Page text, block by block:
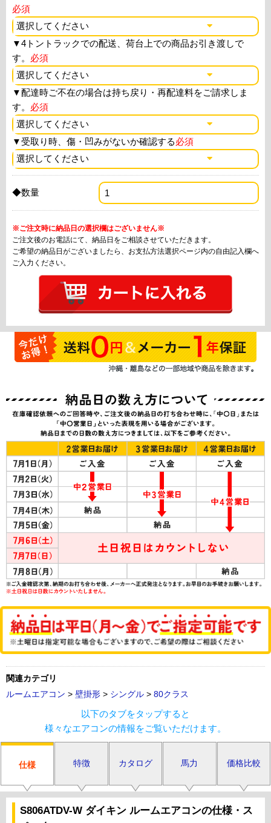
必須
▼4トントラックでの配送、荷台上での商品お引き渡しで
す。 必須
▼配達時ご不在の場合は持ち戻り・再配達料をご請求しま
す。 必須
▼ 受取り時、傷・凹みがないか確認する必須
◆数量
※ご注文時に納品日の選択欄はございません※
ご注文後のお電話にて、納品日をご相談させていただきます。
ご希望の納品日がございましたら、お支払方法選択ページ内の自由記入欄へ
ご入力ください。
関連カテゴリ
ルームエアコン > 壁掛形 > シングル > 80クラス
以下のタブをタップすると
様々なエアコンの情報をご覧いただけます。
仕様 特徴 カタログ 馬力 価格比較
S806ATDV-W ダイキン ルームエアコンの仕様・ス